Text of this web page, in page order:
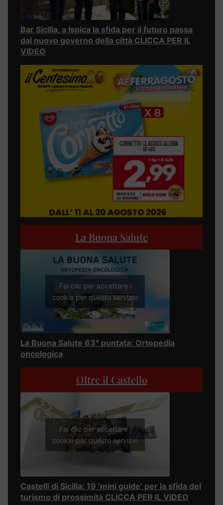
Bar Sicilia, a Ispica la sfida per il futuro passa
dal nuovo governo della città CLICCA PER IL
VIDEO
La Buona Salute
Fai clic per accettare i
cookie per questo servizio
La Buona Salute 63° puntata: Ortopedia
oncologica
Oltre il Castello
Fai clic per accettare i
cookie per questo servizio
Castelli di Sicilia: 19 ‘mini guide’ per la sfida del
turismo di prossimità CLICCA PER IL VIDEO